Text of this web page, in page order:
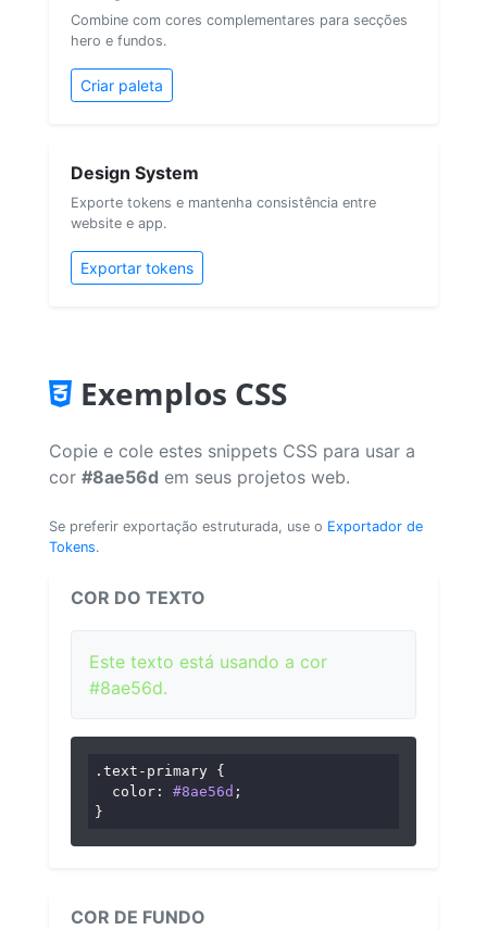
Combine com cores complementares para secções
hero e fundos.
Criar paleta
Design System
Exporte tokens e mantenha consistência entre
website e app.
Exportar tokens
Exemplos CSS
Copie e cole estes snippets CSS para usar a
cor #8ae56d em seus projetos web.
Se preferir exportação estruturada, use o Exportador de
Tokens.
COR DO TEXTO
Este texto está usando a cor
#8ae56d.
.text-primary {
color : #8ae56d ;
}
COR DE FUNDO